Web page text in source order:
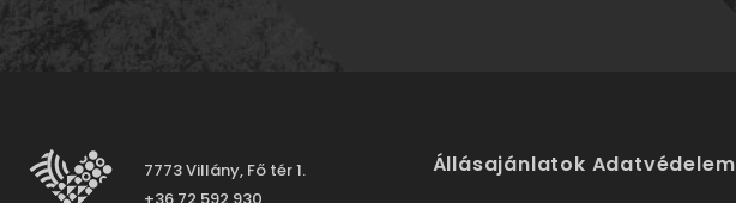
7773 Villány, Fő tér 1.
Állásajánlatok Adatvédelem